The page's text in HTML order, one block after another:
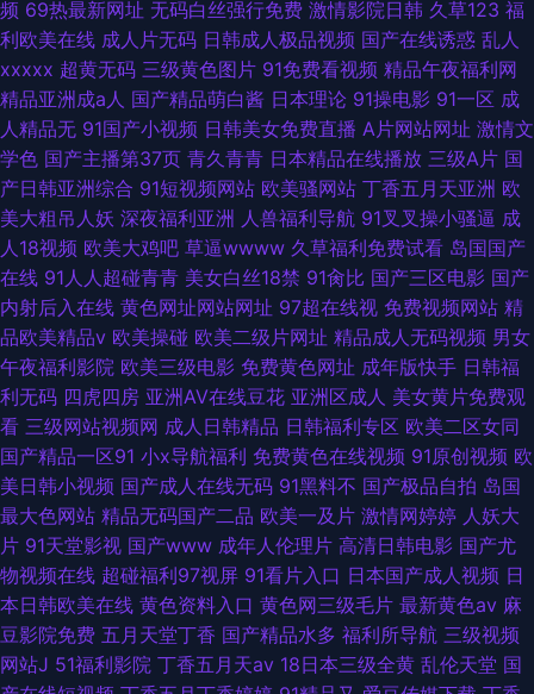
频 69热最新网址 无码白丝强行免费 激情影院日韩 久草123 福
利欧美在线 成人片无码 日韩成人极品视频 国产在线诱惑 乱人
xxxxx 超黄无码 三级黄色图片 91免费看视频 精品午夜福利网
精品亚洲成a人 国产精品萌白酱 日本理论 91操电影 91一区 成
人精品无 91国产小视频 日韩美女免费直播 A片网站网址 激情文
学色 国产主播第37页 青久青青 日本精品在线播放 三级A片 国
产日韩亚洲综合 91短视频网站 欧美骚网站 丁香五月天亚洲 欧
美大粗吊人妖 深夜福利亚洲 人兽福利导航 91叉叉操小骚逼 成
人18视频 欧美大鸡吧 草逼wwww 久草福利免费试看 岛国国产
在线 91人人超碰青青 美女白丝18禁 91肏比 国产三区电影 国产
内射后入在线 黄色网址网站网址 97超在线视 免费视频网站 精
品欧美精品v 欧美操碰 欧美二级片网址 精品成人无码视频 男女
午夜福利影院 欧美三级电影 免费黄色网址 成年版快手 日韩福
利无码 四虎四房 亚洲AV在线豆花 亚洲区成人 美女黄片免费观
看 三级网站视频网 成人日韩精品 日韩福利专区 欧美二区女同
国产精品一区91 小x导航福利 免费黄色在线视频 91原创视频 欧
美日韩小视频 国产成人在线无码 91黑料不 国产极品自拍 岛国
最大色网站 精品无码国产二品 欧美一及片 激情网婷婷 人妖大
片 91天堂影视 国产www 成年人伦理片 高清日韩电影 国产尤
物视频在线 超碰福利97视屏 91看片入口 日本国产成人视频 日
本日韩欧美在线 黄色资料入口 黄色网三级毛片 最新黄色av 麻
豆影院免费 五月天堂丁香 国产精品水多 福利所导航 三级视频
网站J 51福利影院 丁香五月天av 18日本三级全黄 乱伦天堂 国